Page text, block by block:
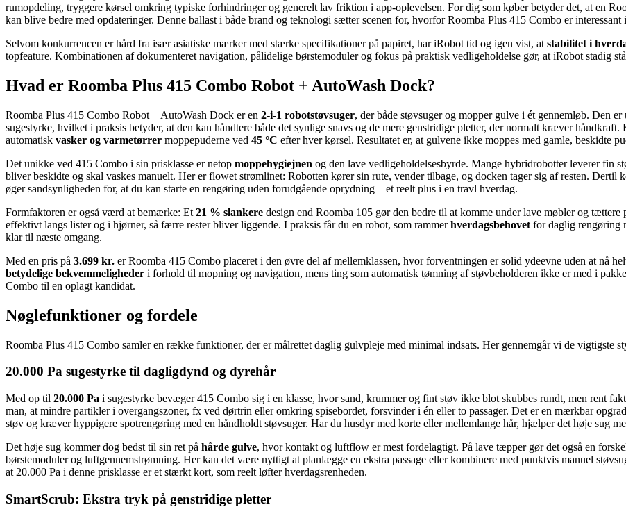
rumopdeling, tryggere kørsel omkring typiske forhindringer og generelt lav friktion i app-oplevelsen. For dig som køber betyder det, at en
kan blive bedre med opdateringer. Denne ballast i både brand og teknologi sætter scenen for, hvorfor Roomba Plus 415 Combo er interessant
Selvom konkurrencen er hård fra især asiatiske mærker med stærke specifikationer på papiret, har iRobot tid og igen vist, at stabilitet i
topfeature. Kombinationen af dokumenteret navigation, pålidelige børstemoduler og fokus på praktisk vedligeholdelse gør, at iRobot stadig
Hvad er Roomba Plus 415 Combo Robot + AutoWash Dock?
Roomba Plus 415 Combo Robot + AutoWash Dock er en 2-i-1 robotstøvsuger, der både støvsuger og mopper gulve i ét gennemløb. Den er
sugestyrke, hvilket i praksis betyder, at den kan håndtere både det synlige snavs og de mere genstridige pletter, der normalt kræver
automatisk vasker og varmetørrer moppepuderne ved 45 °C efter hver kørsel. Resultatet er, at gulvene ikke moppes med gamle, beskidte
Det unikke ved 415 Combo i sin prisklasse er netop moppehygiejnen og den lave vedligeholdelsesbyrde. Mange hybridrobotter leverer fin
bliver beskidte og skal vaskes manuelt. Her er flowet strømlinet: Robotten kører sin rute, vender tilbage, og docken tager sig af resten. Dertil
øger sandsynligheden for, at du kan starte en rengøring uden forudgående oprydning – et reelt plus i en travl hverdag.
Formfaktoren er også værd at bemærke: Et 21 % slankere design end Roomba 105 gør den bedre til at komme under lave møbler og
effektivt langs lister og i hjørner, så færre rester bliver liggende. I praksis får du en robot, som rammerhverdagsbehovet for daglig rengøring
klar til næste omgang.
Med en pris på 3.699 kr. er Roomba 415 Combo placeret i den øvre del af mellemklassen, hvor forventningen er solid ydeevne uden at nå
betydelige bekvemmeligheder i forhold til mopning og navigation, mens ting som automatisk tømning af støvbeholderen ikke er med i
Combo til en oplagt kandidat.
Nøglefunktioner og fordele
Roomba Plus 415 Combo samler en række funktioner, der er målrettet daglig gulvpleje med minimal indsats. Her gennemgår vi de vigtigste
20.000 Pa sugestyrke til dagligdynd og dyrehår
Med op til 20.000 Pa i sugestyrke bevæger 415 Combo sig i en klasse, hvor sand, krummer og fint støv ikke blot skubbes rundt, men rent
man, at mindre partikler i overgangszoner, fx ved dørtrin eller omkring spisebordet, forsvinder i én eller to passager. Det er en mærkbar
støv og kræver hyppigere spotrengøring med en håndholdt støvsuger. Har du husdyr med korte eller mellemlange hår, hjælper det høje sug
Det høje sug kommer dog bedst til sin ret på hårde gulve, hvor kontakt og luftflow er mest fordelagtigt. På lave tæpper gør det også en
børstemoduler og luftgennemstrømning. Her kan det være nyttigt at planlægge en ekstra passage eller kombinere med punktvis manuel
at 20.000 Pa i denne prisklasse er et stærkt kort, som reelt løfter hverdagsrenheden.
SmartScrub: Ekstra tryk på genstridige pletter